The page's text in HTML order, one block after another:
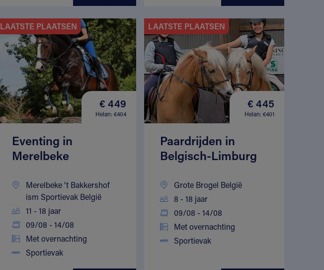
LAATSTE PLAATSEN
€ 449
Helan: €404
Eventing in
Merelbeke
Merelbeke 't Bakkershof
ism Sportievak België
11 - 18 jaar
09/08 - 14/08
Met overnachting
Sportievak
LAATSTE PLAATSEN
€ 445
Helan: €401
Paardrijden in
Belgisch-Limburg
Grote Brogel België
8 - 18 jaar
09/08 - 14/08
Met overnachting
Sportievak